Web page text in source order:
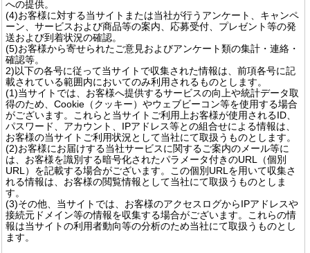
への提供。
(4)お客様に対する当サイトまたは当社が行うアンケート、キャンペ
ーン、サービスおよび商品等の案内、応募受付、プレゼント等の発
送および到着状況の確認。
(5)お客様から寄せられたご意見およびアンケート類の集計・連絡・
確認等。
2)以下の各号に従って当サイトで収集された情報は、前項各号に記
載されている範囲内においてのみ利用されるものとします。
(1)当サイトでは、お客様へ提供するサービスの向上や統計データ取
得のため、Cookie（クッキー）やウェブビーコン等を使用する場合
がございます。これらと当サイトご利用上お客様が使用されるID、
パスワード、アカウント、IPアドレス等との組合せによる情報は、
お客様の当サイトご利用状況として当社にて取扱うものとします。
(2)お客様にお届けする当社サービスに関するご案内のメール等に
は、お客様を識別する暗号化されたパラメータ付きのURL（個別
URL）を記載する場合がございます。この個別URLを用いて収集さ
れる情報は、お客様の閲覧情報として当社にて取扱うものとしま
す。
(3)その他、当サイトでは、お客様のアクセスログからIPアドレスや
接続元ドメイン等の情報を収集する場合がございます。これらの情
報は当サイトの利用者動向等の分析のため当社にて取扱うものとし
ます。